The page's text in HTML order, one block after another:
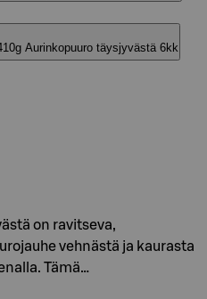
Aurinkopuuro täysjyvästä 6kk
on ravitseva,
vehnästä ja kaurasta
Tämä…